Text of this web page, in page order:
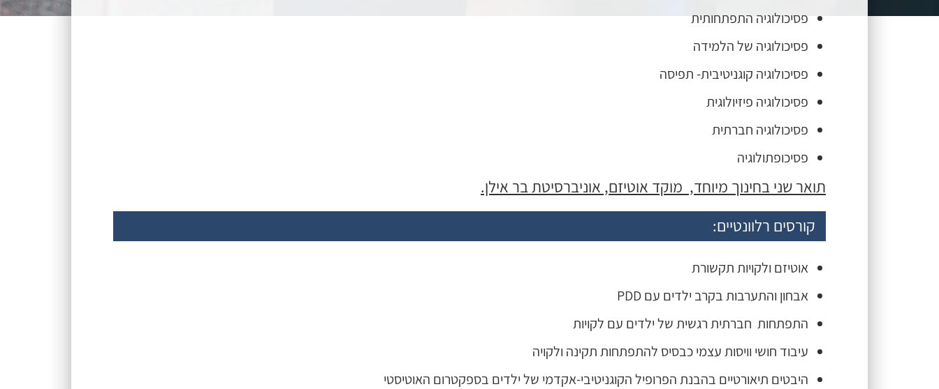
פסיכולוגיה התפתחותית
פסיכולוגיה של הלמידה
פסיכולוגיה קוגניטיבית- תפיסה
פסיכולוגיה פיזיולוגית
פסיכולוגיה חברתית
פסיכופתולוגיה
תואר שני בחינוך מיוחד, מוקד אוטיזם, אוניברסיטת בר אילן.
קורסים רלוונטיים:
אוטיזם ולקויות תקשורת
אבחון והתערבות בקרב ילדים עם PDD
התפתחות חברתית רגשית של ילדים עם לקויות
עיבוד חושי וויסות עצמי כבסיס להתפתחות תקינה ולקויה
היבטים תיאורטיים בהבנת הפרופיל הקוגניטיבי-אקדמי של ילדים בספקטרום האוטיסטי